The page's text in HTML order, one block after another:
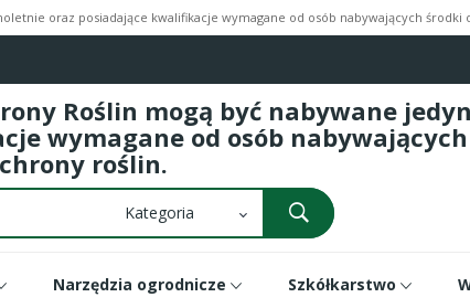
oraz posiadające kwalifikacje wymagane od osób nabywających
Roślin mogą być nabywane
wymagane od osób
roślin.
Narzędzia ogrodnicze Szkółkarstwo